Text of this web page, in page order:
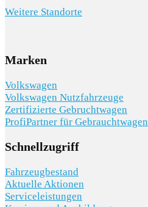
Weitere Standorte
Marken
Volkswagen
Volkswagen Nutzfahrzeuge
Zertifizierte Gebruchtwagen
ProfiPartner für Gebrauchtwagen
Schnellzugriff
Fahrzeugbestand
Aktuelle Aktionen
Serviceleistungen